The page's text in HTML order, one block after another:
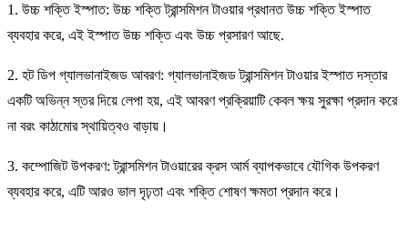
1. উচ্চ শক্তি ইস্পাত: উচ্চ শক্তি ট্রান্সমিশন টাওয়ার প্রধানত উচ্চ শক্তি ইস্পাত
ব্যবহার করে, এই ইস্পাত উচ্চ শক্তি এবং উচ্চ প্রসারণ আছে.
2. হট ডিপ গ্যালভানাইজড আবরণ: গ্যালভানাইজড ট্রান্সমিশন টাওয়ার ইস্পাত দস্তার
একটি অভিন্ন স্তর দিয়ে লেপা হয়, এই আবরণ প্রক্রিয়াটি কেবল ক্ষয় সুরক্ষা প্রদান করে
না বরং কাঠামোর স্থায়িত্বও বাড়ায়।
3. কম্পোজিট উপকরণ: ট্রান্সমিশন টাওয়ারের ক্রস আর্ম ব্যাপকভাবে যৌগিক উপকরণ
ব্যবহার করে, এটি আরও ভাল দৃঢ়তা এবং শক্তি শোষণ ক্ষমতা প্রদান করে।